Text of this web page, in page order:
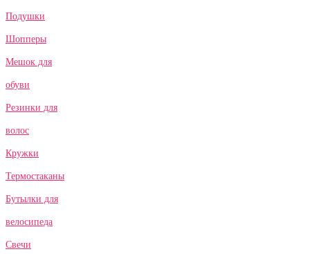
Подушки
Шопперы
Мешок для
обуви
Резинки для
волос
Кружки
Термостаканы
Бутылки для
велосипеда
Свечи